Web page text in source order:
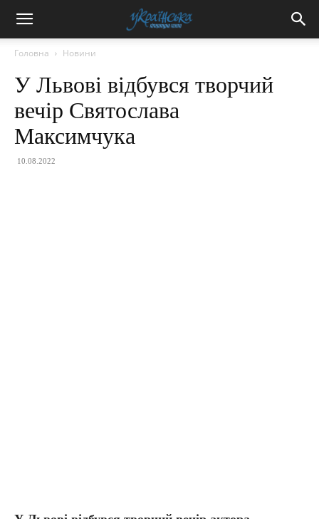
Головна Новини
У Львові відбувся творчий
вечір Святослава
Максимчука
10.08.2022